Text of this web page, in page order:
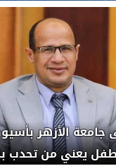
بمنفلوط
يشن حملة